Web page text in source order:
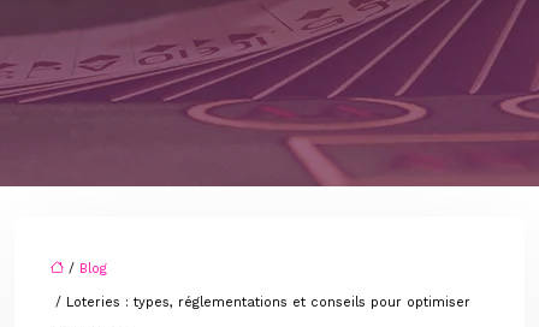
/ Blog
/ Loteries : types, réglementations et conseils pour optimiser